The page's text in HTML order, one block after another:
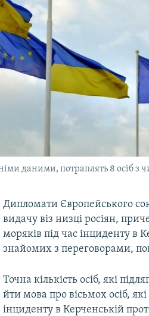
даними, потраплять 8 осіб з
Дипломати Європейського
видачу віз низці росіян,
моряків під час інциденту в
знайомих з переговорами,
Точна кількість осіб, які
йти мова про вісьмох осіб,
інциденту в Керченській